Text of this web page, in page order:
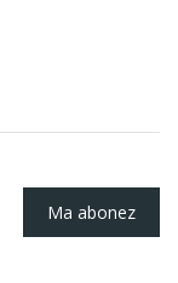
Ma abonez